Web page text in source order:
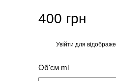
400 грн
Увійти для
Об'єм ml